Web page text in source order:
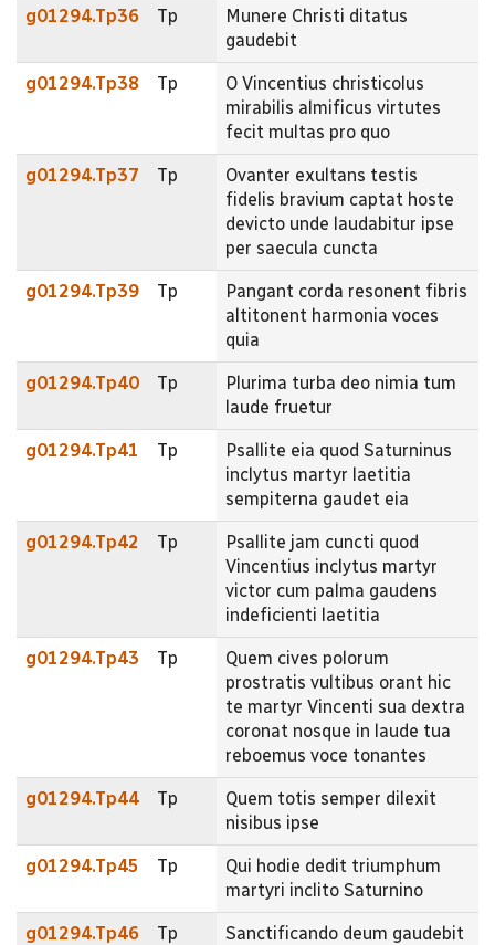
g01294.Tp36 Tp
Munere Christi ditatus
gaudebit
g01294.Tp38 Tp
O Vincentius christicolus
mirabilis almificus virtutes
fecit multas pro quo
g01294.Tp37 Tp
Ovanter exultans testis
fidelis bravium captat hoste
devicto unde laudabitur ipse
per saecula cuncta
g01294.Tp39 Tp
Pangant corda resonent fibris
altitonent harmonia voces
quia
g01294.Tp40 Tp
Plurima turba deo nimia tum
laude fruetur
g01294.Tp41 Tp
Psallite eia quod Saturninus
inclytus martyr laetitia
sempiterna gaudet eia
g01294.Tp42 Tp
Psallite jam cuncti quod
Vincentius inclytus martyr
victor cum palma gaudens
indeficienti laetitia
g01294.Tp43 Tp
Quem cives polorum
prostratis vultibus orant hic
te martyr Vincenti sua dextra
coronat nosque in laude tua
reboemus voce tonantes
g01294.Tp44 Tp
Quem totis semper dilexit
nisibus ipse
g01294.Tp45 Tp
Qui hodie dedit triumphum
martyri inclito Saturnino
g01294.Tp46 Tp
Sanctificando deum gaudebit